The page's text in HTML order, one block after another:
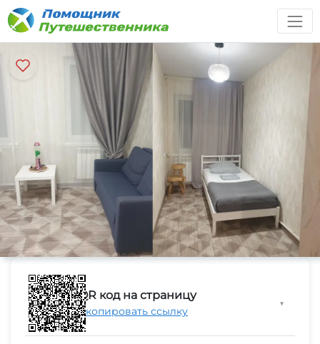
QR код на страницу
Скопировать ссылку
▼